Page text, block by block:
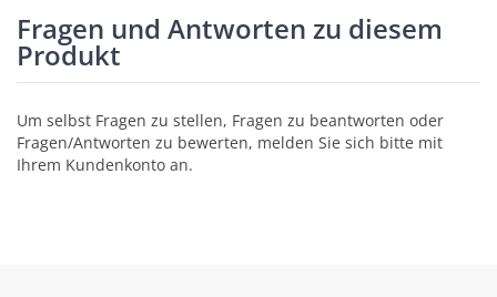
Fragen und Antworten zu diesem
Produkt
Um selbst Fragen zu stellen, Fragen zu beantworten oder
Fragen/Antworten zu bewerten, melden Sie sich bitte mit
Ihrem Kundenkonto an.